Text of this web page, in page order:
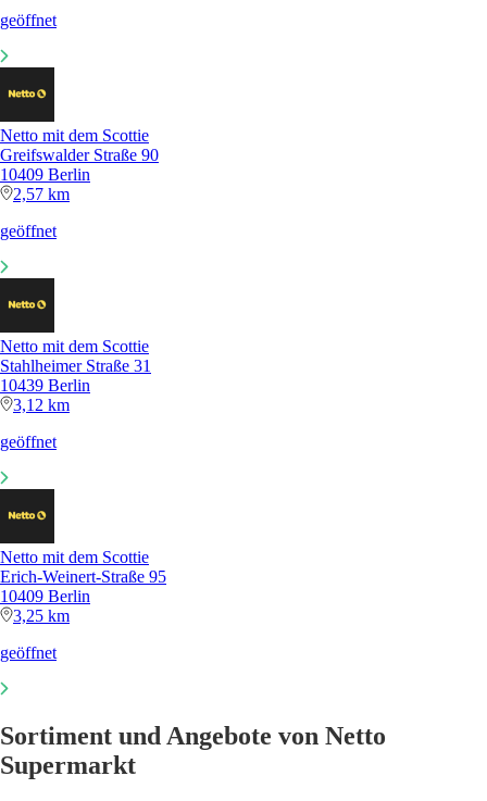
geöffnet
Netto mit dem Scottie
Greifswalder Straße 90
10409 Berlin
2,57 km
geöffnet
Netto mit dem Scottie
Stahlheimer Straße 31
10439 Berlin
3,12 km
geöffnet
Netto mit dem Scottie
Erich-Weinert-Straße 95
10409 Berlin
3,25 km
geöffnet
Sortiment und Angebote von Netto
Supermarkt